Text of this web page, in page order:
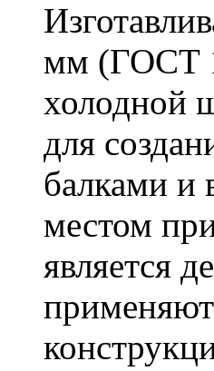
мм (ГОСТ
холодной
для
балками и
местом
является